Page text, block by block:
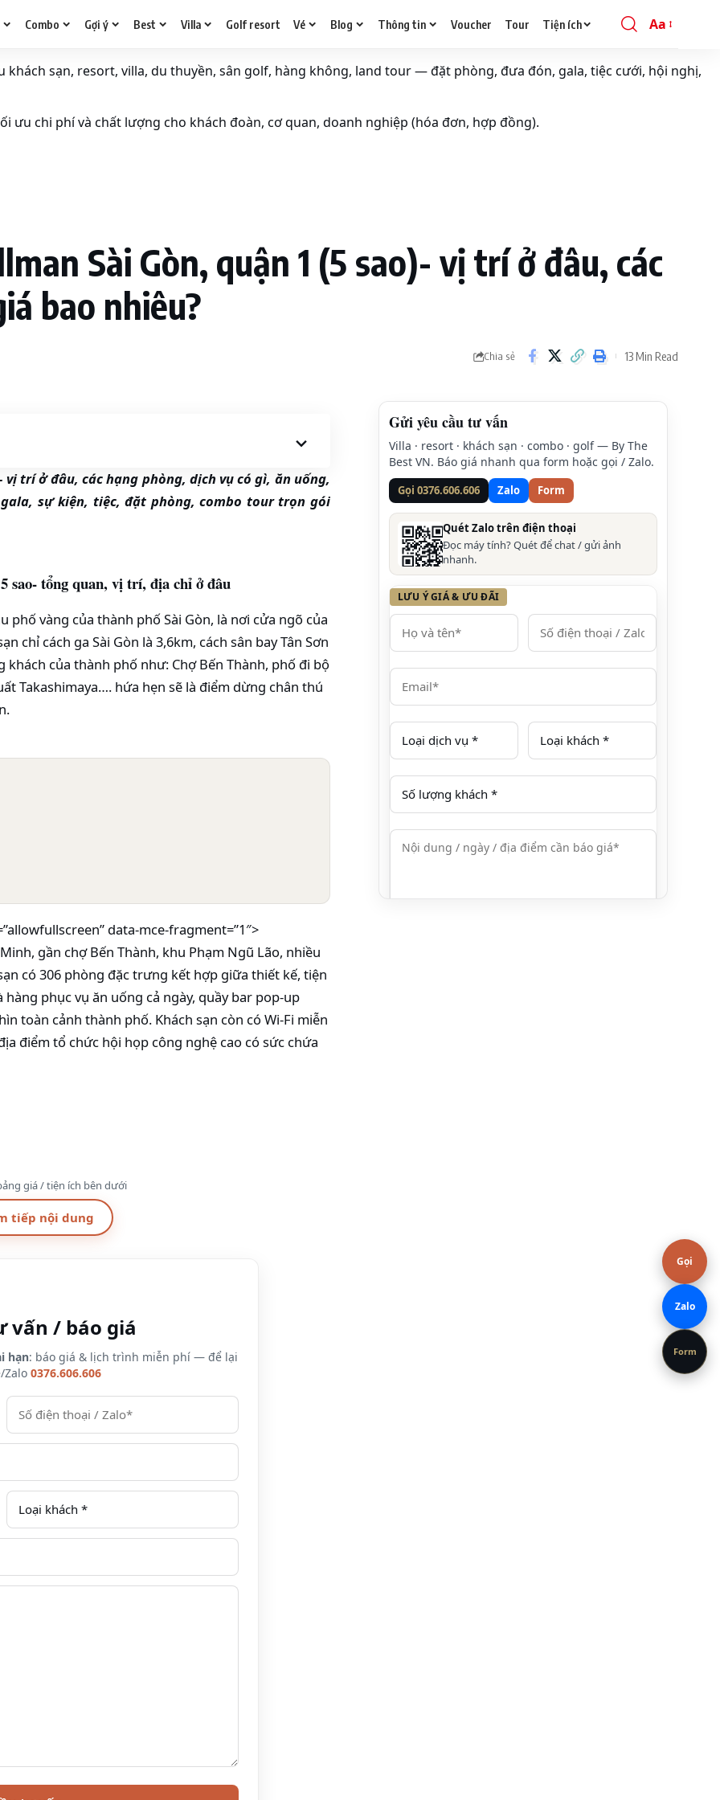
Combo Gợi ý Best Villa Golf resort Vé Blog Thông tin Voucher Tour Tiện ích
Font
Aa
khách sạn, resort, villa, du thuyền, sân golf, hàng không, land tour — đặt phòng, đưa đón, gala, tiệc cưới, hội nghị,
ưu chi phí và chất lượng cho khách đoàn, cơ quan, doanh nghiệp (hóa đơn, hợp đồng).
Sài Gòn, quận 1 (5 sao)- vị trí ở đâu, các
bao nhiêu?
Chia sẻ 13 Min Read
trí ở đâu, các hạng phòng, dịch vụ có gì, ăn uống,
sự kiện, tiệc, đặt phòng, combo tour trọn gói
sao- tổng quan, vị trí, địa chỉ ở đâu
phố vàng của thành phố Sài Gòn, là nơi cửa ngõ của
chỉ cách ga Sài Gòn là 3,6km, cách sân bay Tân Sơn
của thành phố như: Chợ Bến Thành, phố đi bộ
Takashimaya…. hứa hẹn sẽ là điểm dừng chân thú
data-mce-fragment=”1″>
gần chợ Bến Thành, khu Phạm Ngũ Lão, nhiều
có 306 phòng đặc trưng kết hợp giữa thiết kế, tiện
phục vụ ăn uống cả ngày, quầy bar pop-up
toàn cảnh thành phố. Khách sạn còn có Wi-Fi miễn
điểm tổ chức hội họp công nghệ cao có sức chứa
quận 1 (5 sao) có gì?
Connexion, nhà hàng Mad Cow Wine & Grill; 01
Lounge ở tẩng 30;01 Sky Bar.
Saigon, phục vụ thực đơn tự chọn và thực đơn gọi
thực quốc tế.
sáng tại nhà hàng Food Connexion. Giờ mở cửa ăn
giá / tiện ích bên dưới
tiếp nội dung
vấn / báo giá
hạn: báo giá & lịch trình miễn phí — để lại
Zalo 0376.606.606
Gửi yêu cầu tư vấn
Villa · resort · khách sạn · combo · golf — By The
Best VN. Báo giá nhanh qua form hoặc gọi / Zalo.
Gọi 0376.606.606 Zalo Form
Quét Zalo trên điện thoại
Đọc máy tính? Quét để chat / gửi ảnh
nhanh.
LƯU Ý GIÁ & ƯU ĐÃI
Gọi
Zalo
Form